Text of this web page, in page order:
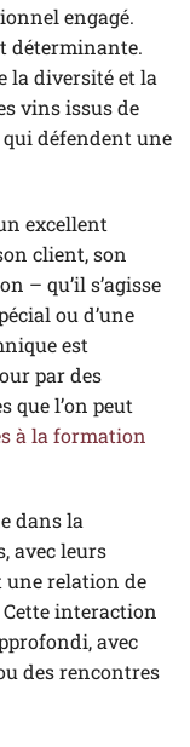
engagé.
déterminante.
la diversité et la
vins issus de
défendent une
excellent
client, son
– qu’il s’agisse
ou d’une
est
par des
que l’on peut
à la formation
dans la
avec leurs
une relation de
interaction
avec
des rencontres